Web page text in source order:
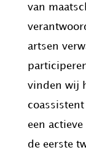
van
artsen
vinden wij
een
de eerste